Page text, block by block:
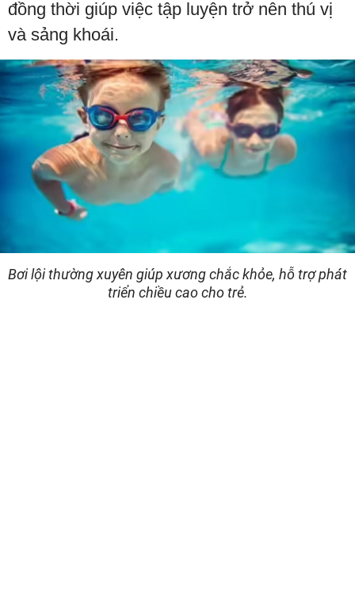
đồng thời giúp việc tập luyện trở nên thú vị
và sảng khoái.
Bơi lội thường xuyên giúp xương chắc khỏe, hỗ trợ phát
triển chiều cao cho trẻ.